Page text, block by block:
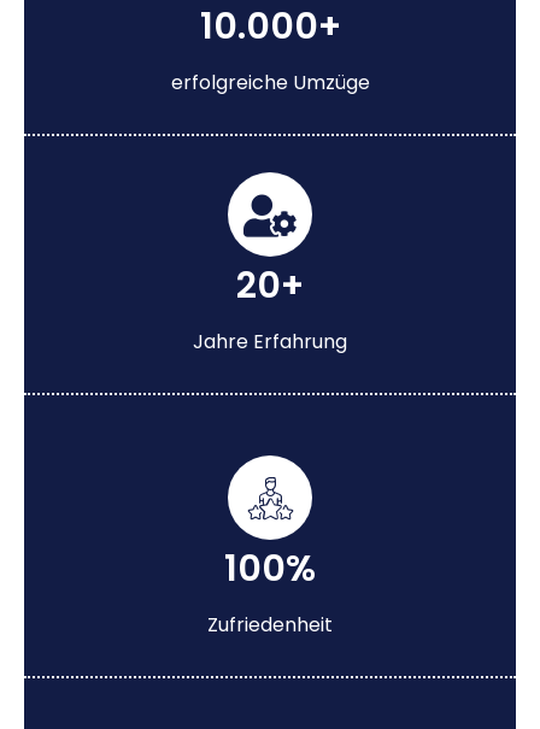
10.000+
erfolgreiche Umzüge
20+
Jahre Erfahrung
100%
Zufriedenheit